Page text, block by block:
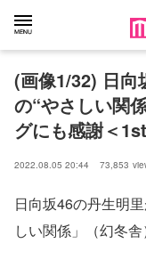
(画像1/32) 日向
の“やさしい関
グにも感謝＜
2022.08.05 20:44 73,853
日向坂46の丹生明
しい関係」（幻冬